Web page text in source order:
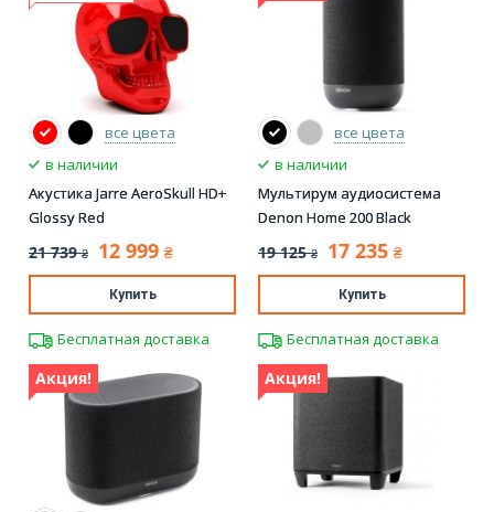
все цвета
в наличии
Акустика Jarre AeroSkull HD+
Glossy Red
21 739 ₴ 12 999 ₴
Купить
Бесплатная доставка
все цвета
в наличии
Мультирум аудиосистема
Denon Home 200 Black
19 125 ₴ 17 235 ₴
Купить
Бесплатная доставка
Акция! Акция!